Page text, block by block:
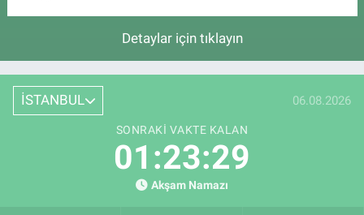
Detaylar için tıklayın
İSTANBUL 06.08.2026
SONRAKI VAKTE KALAN
01:23:29
Akşam Namazı